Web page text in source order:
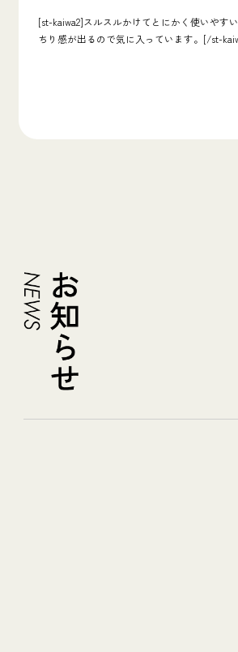
[st-kaiwa2]スルスルかけてとにかく使いやす
ちり感が出るので気に入っています。[/st-